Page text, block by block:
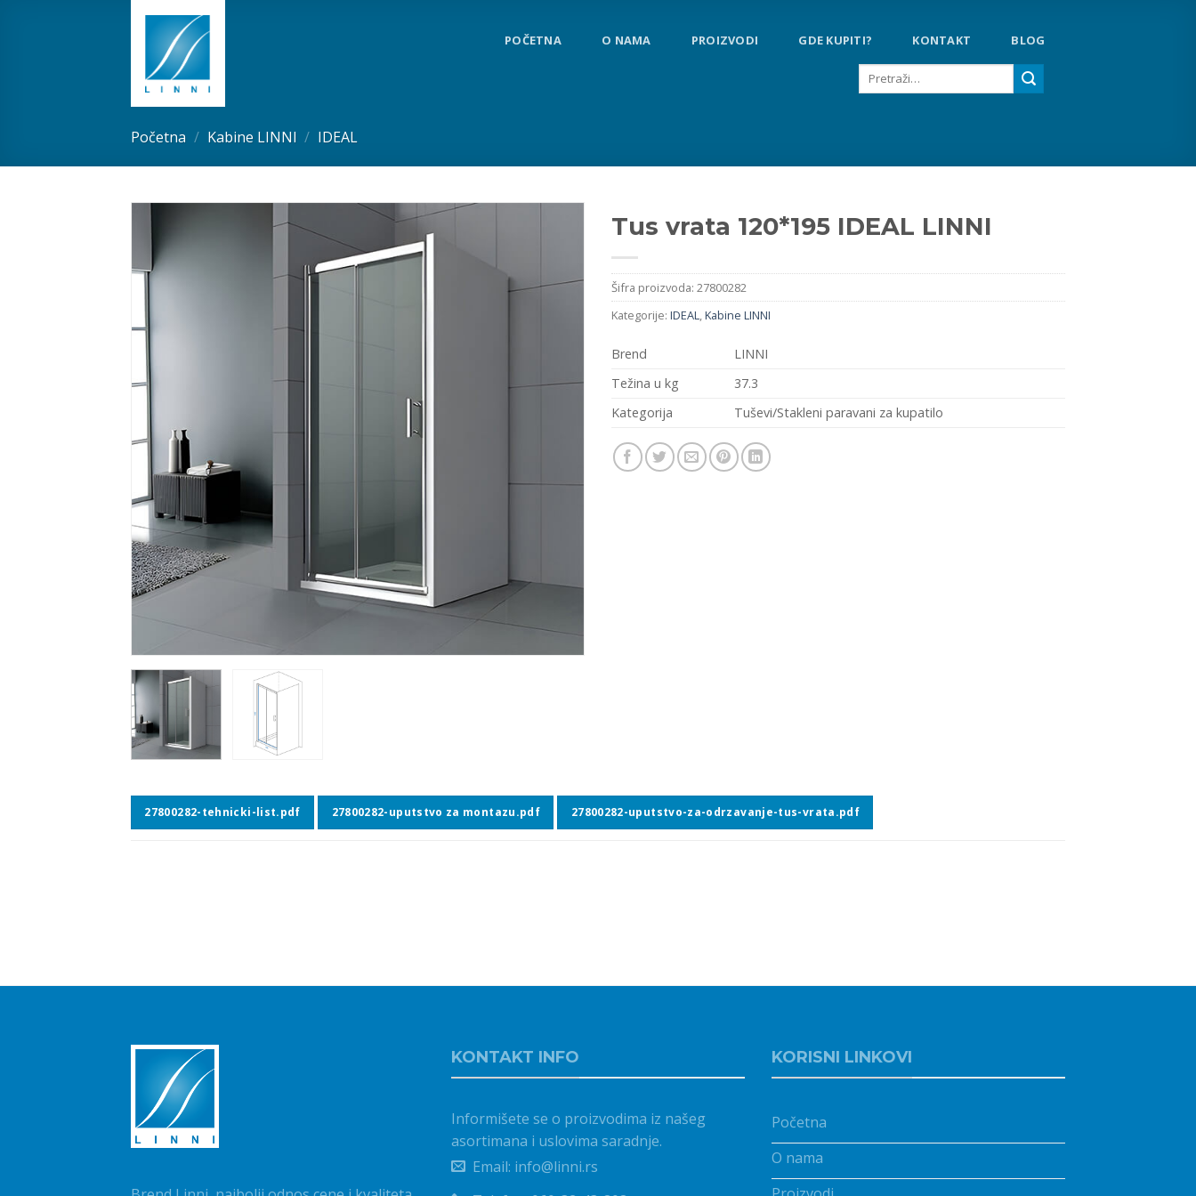
POČETNA O NAMA PROIZVODI GDE KUPITI? KONTAKT BLOG
Pretraga
Početna / Kabine LINNI / IDEAL
Tus vrata 120*195 IDEAL LINNI
Šifra proizvoda: 27800282
Kategorije: IDEAL,Kabine LINNI
Brend
LINNI
Težina u kg
37.3
Kategorija
Tuševi/Stakleni paravani za kupatilo
27800282-tehnicki-list.pdf 27800282-uputstvo za montazu.pdf 27800282-uputstvo-za-odrzavanje-tus-vrata.pdf
KONTAKT INFO
Informišete se o proizvodima iz našeg
asortimana i uslovima saradnje.
Email: info@linni.rs
KORISNI LINKOVI
Početna
O nama